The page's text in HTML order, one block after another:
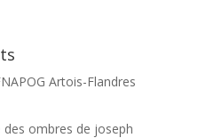
Artois-Flandres
des ombres de joseph